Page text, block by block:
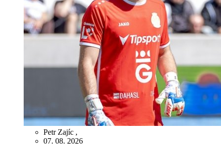
Petr Zajíc ,
07. 08. 2026